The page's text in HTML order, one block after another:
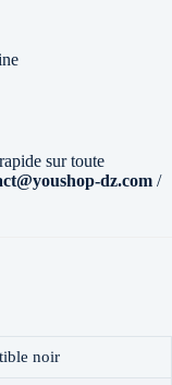
sur toute
dz.com /
noir